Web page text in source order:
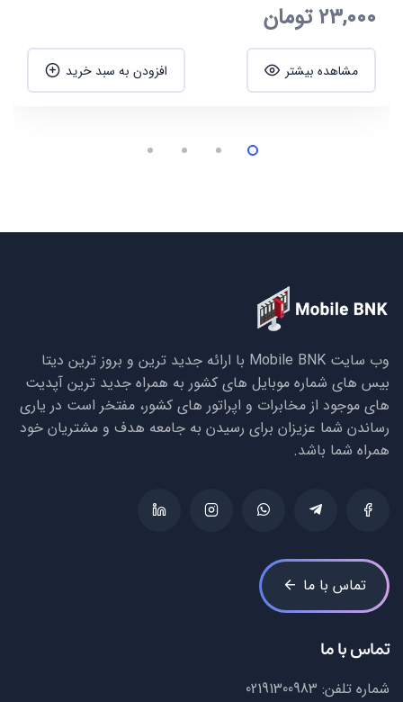
23,000تومان
مشاهده بیشتر افزودن به سبد خرید
وب سایت Mobile BNK با ارائه جدید ترین و بروز ترین دیتا
بیس های شماره موبایل های کشور به همراه جدید ترین آپدیت
های موجود از مخابرات و اپراتور های کشور، مفتخر است در یاری
رساندن شما عزیزان برای رسیدن به جامعه هدف و مشتریان خود
همراه شما باشد.
تماس با ما
تماس با ما
شماره تلفن: 02191300983